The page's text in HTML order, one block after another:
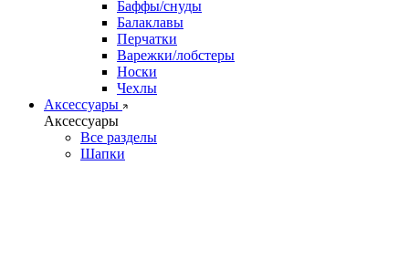
Баффы/снуды
Балаклавы
Перчатки
Варежки/лобстеры
Носки
Чехлы
Аксессуары
Аксессуары
Все разделы
Шапки